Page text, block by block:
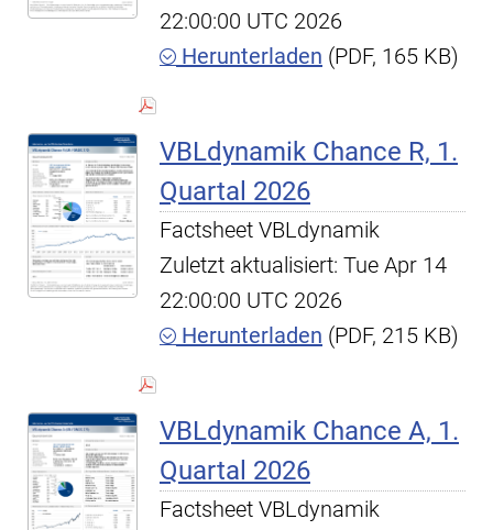
22:00:00 UTC 2026
Herunterladen (PDF, 165 KB)
VBLdynamik Chance R, 1.
Quartal 2026
Factsheet VBLdynamik
Zuletzt aktualisiert: Tue Apr 14
22:00:00 UTC 2026
Herunterladen (PDF, 215 KB)
VBLdynamik Chance A, 1.
Quartal 2026
Factsheet VBLdynamik